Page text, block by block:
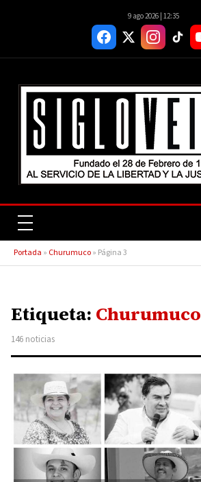
9 ago 2026 | 12:35
Portada » Churumuco» Página 3
Etiqueta: Churumuco
146 noticias